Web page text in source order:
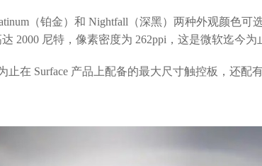
（铂金）和 Nightfall（深黑）两种外观颜色可
2000 尼特，像素密度为 262ppi，这是微软迄今为
在 Surface 产品上配备的最大尺寸触控板，还配